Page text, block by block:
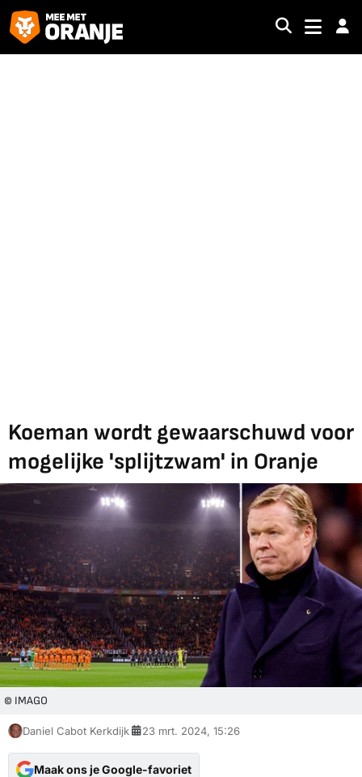
Koeman wordt gewaarschuwd voor
mogelijke 'splijtzwam' in Oranje
© IMAGO
Daniel Cabot Kerkdijk 23 mrt. 2024, 15:26
Maak ons je Google-favoriet